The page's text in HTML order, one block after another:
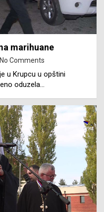
marihuane
No Comments
u Krupcu u opštini
oduzela…